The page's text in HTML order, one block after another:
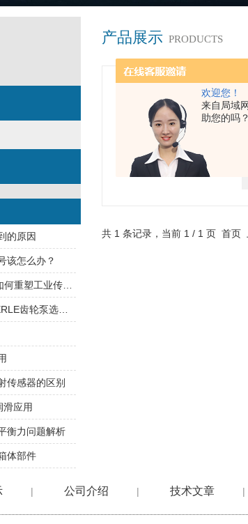
欢迎您！
来自局域
助您的吗？
产品展示 PRODUCTS
共 1 条记录，当前 1 / 1 页 首
的原因
该怎么办？
永动基石：Perma驱动装置如何重塑工业传动的未来
平稳高压输送的保障：ECKERLE齿轮泵选型策略与工况校核要点
传感器的区别
滑应用
衡力问题解析
体部件
| 公司介绍 | 技术文章 |